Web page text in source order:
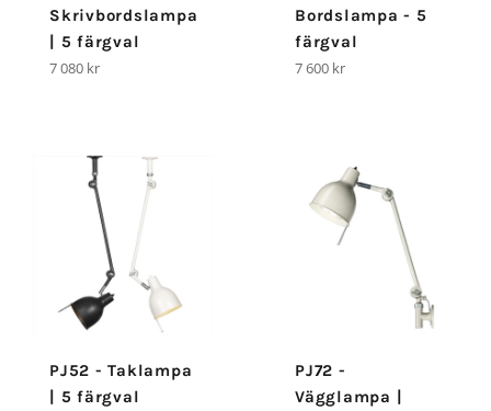
Skrivbordslampa
| 5 färgval
Ordinarie
7 080 kr
Bordslampa - 5
färgval
Ordinarie
7 600 kr
PJ52 - Taklampa
| 5 färgval
PJ72 -
Vägglampa |